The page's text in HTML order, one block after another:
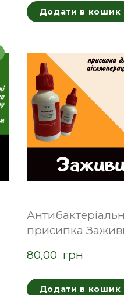
Додати в кошик
присипка
80,00  грн
Додати в кошик